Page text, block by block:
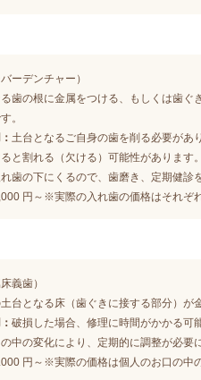
ーデンチャー）
歯の根に金属をつける、もしくは歯ぐ
。
土台となるご自身の歯を削る必要があ
と割れる（欠ける）可能性があります。
歯の下にくるので、歯磨き、定期健診
円～ ※実際の入れ歯の価格はそれぞ
義歯）
台となる床（歯ぐきに接する部分）が
破損した場合、修理に時間がかかる可
中の変化により、定期的に調整が必要
円～※実際の価格は個人のお口の中